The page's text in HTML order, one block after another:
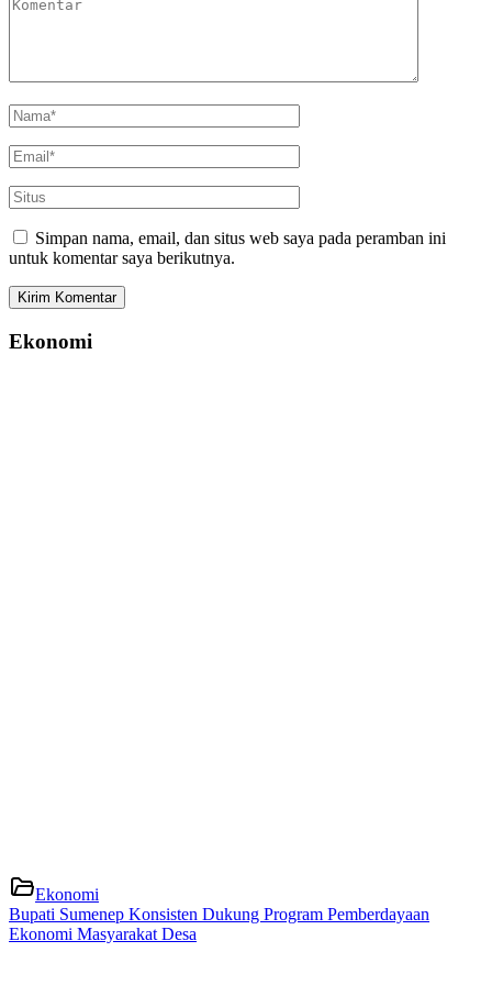
Simpan nama, email, dan situs web saya pada peramban ini
untuk komentar saya berikutnya.
Ekonomi
Ekonomi
Bupati Sumenep Konsisten Dukung Program Pemberdayaan
Ekonomi Masyarakat Desa